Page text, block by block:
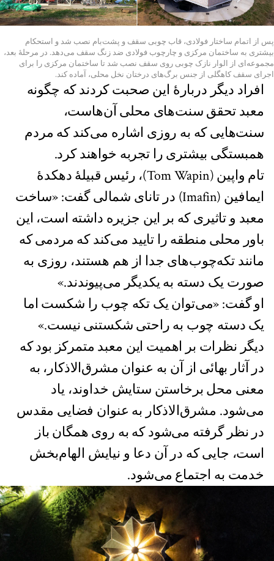
پس از اتمام ساختار فولادی، قاب چوبی سقف و پشت‌بام نصب شد و استحکام
بیشتری به ساختمان مرکزی و چارچوب فولادی ضد زنگ سقف می‌دهد. در مرحلهٔ بعد،
مجموعه‌ای از الوار نازک چوبی روی سقف‌ نصب شد تا ساختمان مرکزی را برای
اجرای سقف کاهگلی از جنس برگ‌های درختان نخل محلی، آماده کند.
افراد دیگر دربارهٔ این صحبت کردند که چگونه
معبد تحقق سنت‌های محلی آن‌هاست،
سنت‌هایی که به روزی اشاره می‌کند که مردم
همبستگی بیشتری را تجربه خواهند کرد.
تام واپین (Tom Wapin)، رئیس قبیلهٔ دهکدهٔ
ایمافین (Imafin) در تانای شمالی گفت: «ساخت
معبد و تاثیری که بر این جزیره داشته است، این
باور محلی منطقه را تایید می‌کند که مردمی که
مانند تکه‌چوب‌های جدا از هم هستند، روزی به
صورت یک دسته به یکدیگر می‌پیوندند.»
او گفت: «می‌توان یک تکه چوب را شکست اما
یک دسته چوب به راحتی شکستنی نیست.»
دیگر نظرات بر اهمیت این معبد متمرکز بود که
در آثار بهائی از آن به عنوان مشرق‌الاذکار، به
معنی محل برخاستن ستایش خداوند، یاد
می‌شود. مشرق‌الاذکار به عنوان فضایی مقدس
در نظر گرفته می‌شود که به روی همگان باز
است، جایی که در آن دعا و نیایش الهام‌بخش
خدمت به اجتماع می‌شود.